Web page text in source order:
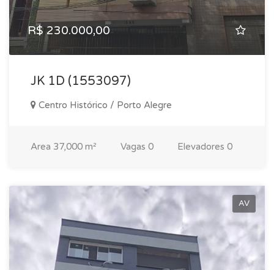
R$ 230.000,00
JK 1D (1553097)
Centro Histórico / Porto Alegre
Area 37,000 m² Vagas 0 Elevadores 0
AV